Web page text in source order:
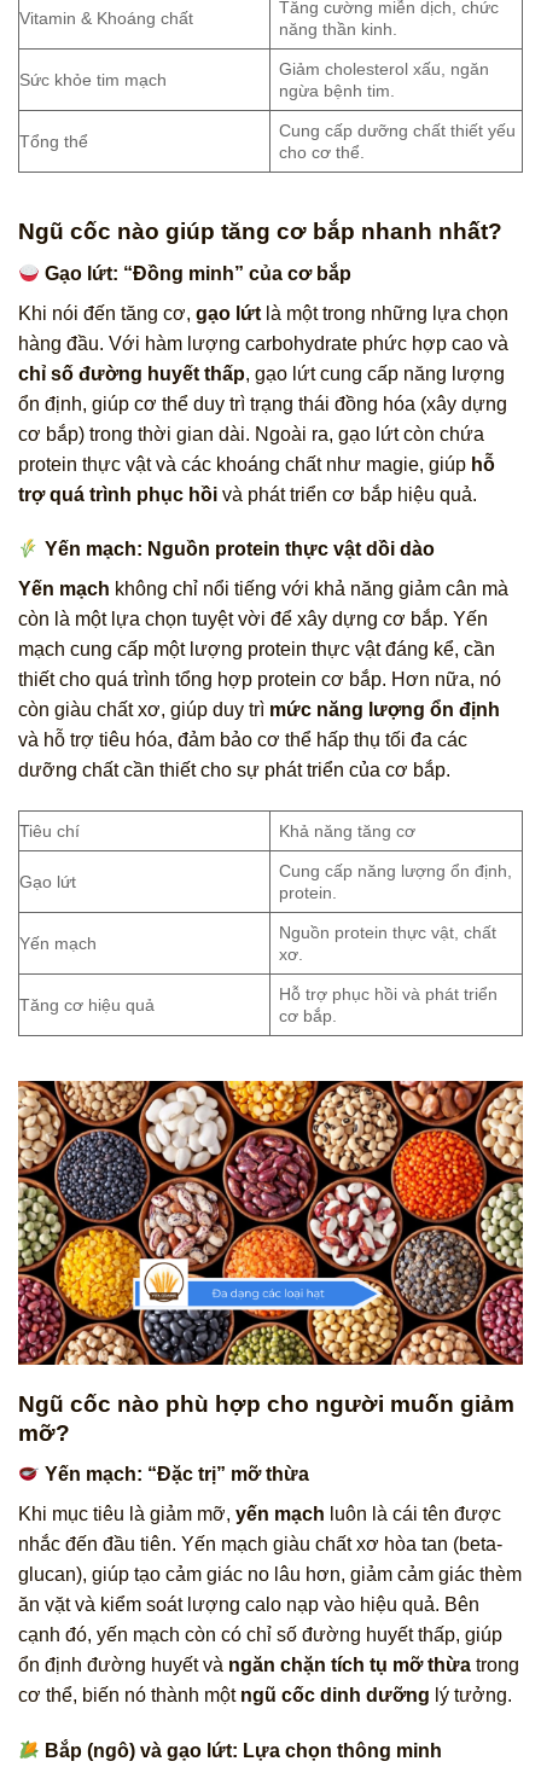
Vitamin & Khoáng chất
Tăng cường miễn dịch, chức
năng thần kinh.
Sức khỏe tim mạch
Giảm cholesterol xấu, ngăn
ngừa bệnh tim.
Tổng thể
Cung cấp dưỡng chất thiết yếu
cho cơ thể.
Ngũ cốc nào giúp tăng cơ bắp nhanh nhất?
Gạo lứt: “Đồng minh” của cơ bắp
Khi nói đến tăng cơ, gạo lứt là một trong những lựa chọn
hàng đầu. Với hàm lượng carbohydrate phức hợp cao và
chỉ số đường huyết thấp, gạo lứt cung cấp năng lượng
ổn định, giúp cơ thể duy trì trạng thái đồng hóa (xây dựng
cơ bắp) trong thời gian dài. Ngoài ra, gạo lứt còn chứa
protein thực vật và các khoáng chất như magie, giúp hỗ
trợ quá trình phục hồi và phát triển cơ bắp hiệu quả.
Yến mạch: Nguồn protein thực vật dồi dào
Yến mạch không chỉ nổi tiếng với khả năng giảm cân mà
còn là một lựa chọn tuyệt vời để xây dựng cơ bắp. Yến
mạch cung cấp một lượng protein thực vật đáng kể, cần
thiết cho quá trình tổng hợp protein cơ bắp. Hơn nữa, nó
còn giàu chất xơ, giúp duy trì mức năng lượng ổn định
và hỗ trợ tiêu hóa, đảm bảo cơ thể hấp thụ tối đa các
dưỡng chất cần thiết cho sự phát triển của cơ bắp.
Tiêu chí Khả năng tăng cơ
Gạo lứt
Cung cấp năng lượng ổn định,
protein.
Yến mạch
Nguồn protein thực vật, chất
xơ.
Tăng cơ hiệu quả
Hỗ trợ phục hồi và phát triển
cơ bắp.
Ngũ cốc nào phù hợp cho người muốn giảm
mỡ?
Yến mạch: “Đặc trị” mỡ thừa
Khi mục tiêu là giảm mỡ, yến mạch luôn là cái tên được
nhắc đến đầu tiên. Yến mạch giàu chất xơ hòa tan (beta-
glucan), giúp tạo cảm giác no lâu hơn, giảm cảm giác thèm
ăn vặt và kiểm soát lượng calo nạp vào hiệu quả. Bên
cạnh đó, yến mạch còn có chỉ số đường huyết thấp, giúp
ổn định đường huyết và ngăn chặn tích tụ mỡ thừa trong
cơ thể, biến nó thành một ngũ cốc dinh dưỡng lý tưởng.
Bắp (ngô) và gạo lứt: Lựa chọn thông minh